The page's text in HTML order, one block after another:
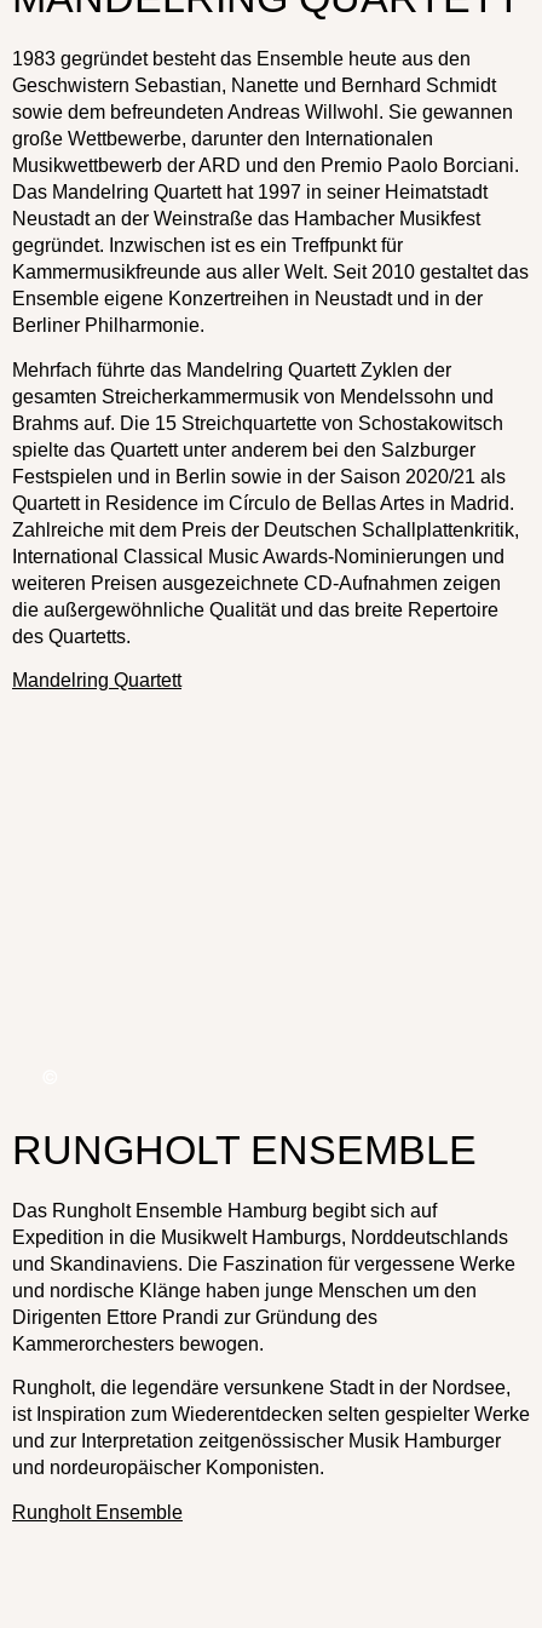
1983 gegründet besteht das Ensemble heute aus den
Geschwistern Sebastian, Nanette und Bernhard Schmidt
sowie dem befreundeten Andreas Willwohl. Sie gewannen
große Wettbewerbe, darunter den Internationalen
Musikwettbewerb der ARD und den Premio Paolo Borciani.
Das Mandelring Quartett hat 1997 in seiner Heimatstadt
Neustadt an der Weinstraße das Hambacher Musikfest
gegründet. Inzwischen ist es ein Treffpunkt für
Kammermusikfreunde aus aller Welt. Seit 2010 gestaltet das
Ensemble eigene Konzertreihen in Neustadt und in der
Berliner Philharmonie.
Mehrfach führte das Mandelring Quartett Zyklen der
gesamten Streicherkammermusik von Mendelssohn und
Brahms auf. Die 15 Streichquartette von Schostakowitsch
spielte das Quartett unter anderem bei den Salzburger
Festspielen und in Berlin sowie in der Saison 2020/21 als
Quartett in Residence im Círculo de Bellas Artes in Madrid.
Zahlreiche mit dem Preis der Deutschen Schallplattenkritik,
International Classical Music Awards-Nominierungen und
weiteren Preisen ausgezeichnete CD-Aufnahmen zeigen
die außergewöhnliche Qualität und das breite Repertoire
des Quartetts.
Mandelring Quartett
RUNGHOLT ENSEMBLE
Das Rungholt Ensemble Hamburg begibt sich auf
Expedition in die Musikwelt Hamburgs, Norddeutschlands
und Skandinaviens. Die Faszination für vergessene Werke
und nordische Klänge haben junge Menschen um den
Dirigenten Ettore Prandi zur Gründung des
Kammerorchesters bewogen.
Rungholt, die legendäre versunkene Stadt in der Nordsee,
ist Inspiration zum Wiederentdecken selten gespielter Werke
und zur Interpretation zeitgenössischer Musik Hamburger
und nordeuropäischer Komponisten.
Rungholt Ensemble